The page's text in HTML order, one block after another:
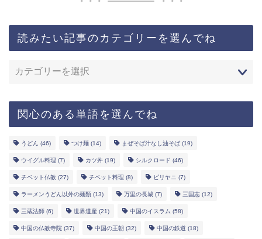
読みたい記事のカテゴリーを選んでね
関心のある単語を選んでね
うどん (46) つけ麺 (14) まぜそば汁なし油そば (19)
ウイグル料理 (7) カツ丼 (19) シルクロード (46)
チベット仏教 (27) チベット料理 (8) ビリヤニ (7)
ラーメンうどん以外の麺類 (13) 万里の長城 (7) 三国志 (12)
三蔵法師 (6) 世界遺産 (21) 中国のイスラム (58)
中国の仏教寺院 (37) 中国の王朝 (32) 中国の鉄道 (18)